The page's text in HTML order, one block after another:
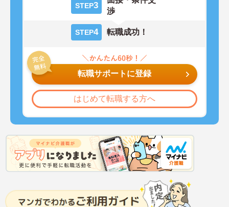
STEP3
渉
STEP4 転職成功！
転職サポートに登録
はじめて転職する方へ